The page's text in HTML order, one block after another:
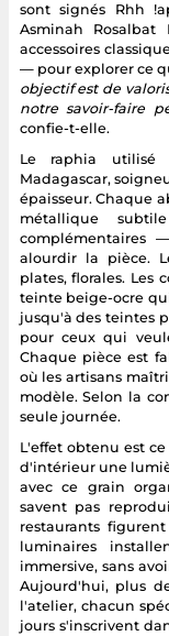
sont signés Rhh
Asminah
accessoires
— pour explorer ce
objectif est de
notre savoir-faire
confie-t-elle.
Le raphia utilisé
Madagascar,
épaisseur. Chaque
métallique
complémentaires
alourdir la pièce.
plates, florales. Les
teinte beige-ocre
jusqu'à des teintes
pour ceux qui
Chaque pièce est
où les artisans
modèle. Selon la
seule journée.
L'effet obtenu est
d'intérieur une
avec ce grain
savent pas
restaurants
luminaires
immersive, sans
Aujourd'hui, plus
l'atelier, chacun
jours s'inscrivent